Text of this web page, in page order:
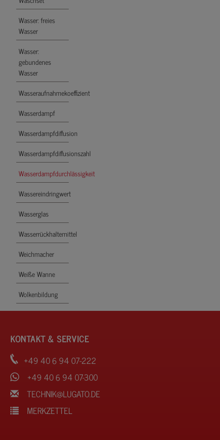
Wasser: freies
Wasser
Wasser:
gebundenes
Wasser
Wasseraufnahmekoeffizient
Wasserdampf
Wasserdampfdiffusion
Wasserdampfdiffusionszahl
Wasserdampfdurchlässigkeit
Wassereindringwert
Wasserglas
Wasserrückhaltemittel
Weichmacher
Weiße Wanne
Wolkenbildung
KONTAKT & SERVICE
+49 40 6 94 07-222
+49 40 6 94 07-300
TECHNIK@LUGATO.DE
MERKZETTEL